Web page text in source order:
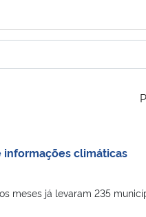
informações climáticas
meses já levaram 235